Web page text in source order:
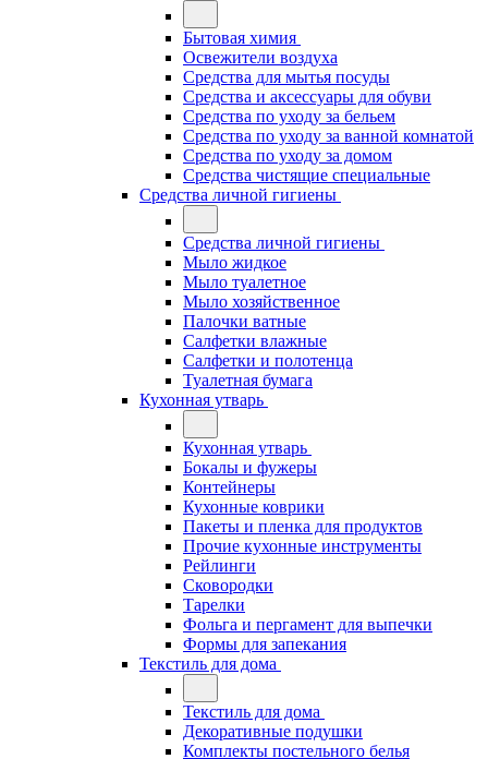
Бытовая химия
Освежители воздуха
Средства для мытья посуды
Средства и аксессуары для обуви
Средства по уходу за бельем
Средства по уходу за ванной комнатой
Средства по уходу за домом
Средства чистящие специальные
Средства личной гигиены
Средства личной гигиены
Мыло жидкое
Мыло туалетное
Мыло хозяйственное
Палочки ватные
Салфетки влажные
Салфетки и полотенца
Туалетная бумага
Кухонная утварь
Кухонная утварь
Бокалы и фужеры
Контейнеры
Кухонные коврики
Пакеты и пленка для продуктов
Прочие кухонные инструменты
Рейлинги
Сковородки
Тарелки
Фольга и пергамент для выпечки
Формы для запекания
Текстиль для дома
Текстиль для дома
Декоративные подушки
Комплекты постельного белья